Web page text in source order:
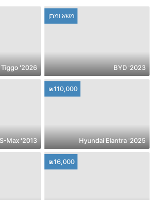
משא ומתן
2023' BYD
2026' Chery Tiggo
₪110,000
2025' Hyundai Elantra
2013' Ford S-Max
₪16,000